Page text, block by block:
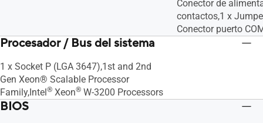
Conector de
contactos,1 x
Conector puerto
Procesador / Bus del sistema
1 x Socket P (LGA 3647),1st and 2nd
Gen Xeon® Scalable Processor
Family,Intel® Xeon® W-3200 Processors
BIOS